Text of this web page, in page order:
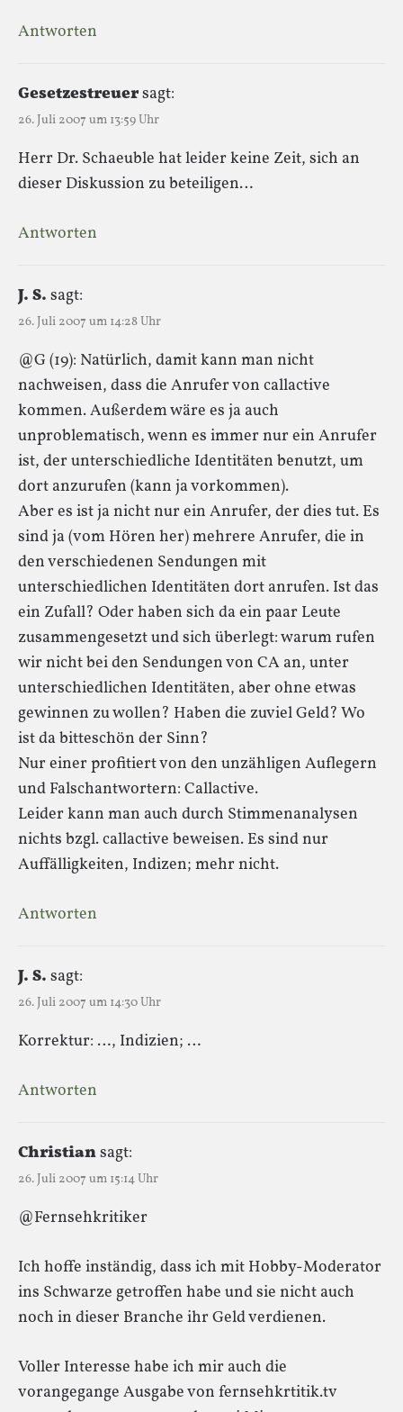
Antworten
Gesetzestreuersagt:
26. Juli 2007 um 13:59 Uhr
Herr Dr. Schaeuble hat leider keine Zeit, sich an
dieser Diskussion zu beteiligen…
Antworten
J. S. sagt:
26. Juli 2007 um 14:28 Uhr
@G (19): Natürlich, damit kann man nicht
nachweisen, dass die Anrufer von callactive
kommen. Außerdem wäre es ja auch
unproblematisch, wenn es immer nur ein Anrufer
ist, der unterschiedliche Identitäten benutzt, um
dort anzurufen (kann ja vorkommen).
Aber es ist ja nicht nur ein Anrufer, der dies tut. Es
sind ja (vom Hören her) mehrere Anrufer, die in
den verschiedenen Sendungen mit
unterschiedlichen Identitäten dort anrufen. Ist das
ein Zufall? Oder haben sich da ein paar Leute
zusammengesetzt und sich überlegt: warum rufen
wir nicht bei den Sendungen von CA an, unter
unterschiedlichen Identitäten, aber ohne etwas
gewinnen zu wollen? Haben die zuviel Geld? Wo
ist da bitteschön der Sinn?
Nur einer profitiert von den unzähligen Auflegern
und Falschantwortern: Callactive.
Leider kann man auch durch Stimmenanalysen
nichts bzgl. callactive beweisen. Es sind nur
Auffälligkeiten, Indizen; mehr nicht.
Antworten
J. S. sagt:
26. Juli 2007 um 14:30 Uhr
Korrektur: …, Indizien; …
Antworten
Christiansagt:
26. Juli 2007 um 15:14 Uhr
@Fernsehkritiker
Ich hoffe inständig, dass ich mit Hobby-Moderator
ins Schwarze getroffen habe und sie nicht auch
noch in dieser Branche ihr Geld verdienen.
Voller Interesse habe ich mir auch die
vorangegange Ausgabe von fernsehkrtitik.tv